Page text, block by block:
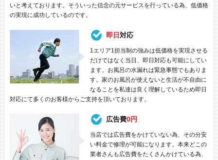
いと考えております。そういった信念の元サービスを行っている為、低価格
の実現に成功しているのです。
即日対応
1エリア1担当制の強みは低価格を実現させる
だけではなく当日、即日対応も可能にしてい
ます。お風呂の水漏れは緊急事態でもありま
す。家のお風呂が使えないと生活が不自由に
なることを私達は良く理解しているため即日
対応にて多くのお客様からご支持を頂いております。
広告費0円
当店では広告費をかけていない為、その分安
い料金で修理が可能になります。本来どこの
業者さんも広告費をたくさんかけている為、